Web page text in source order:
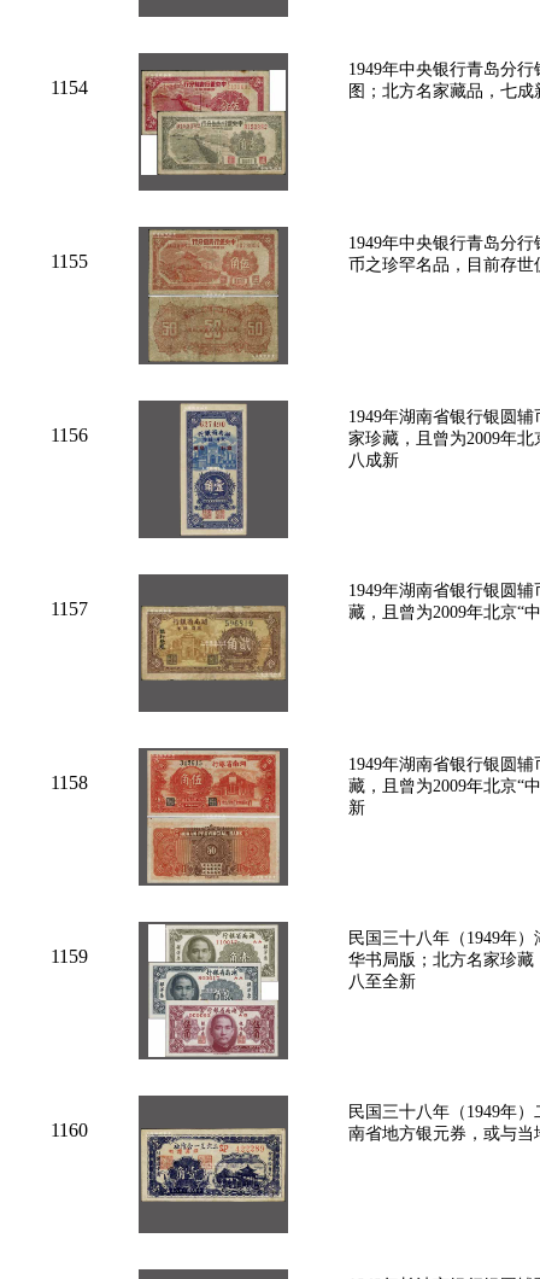
1154
1949年中央银行青岛分
图；北方名家藏品，七成
1155
1949年中央银行青岛分
币之珍罕名品，目前存
1156
1949年湖南省银行银圆
家珍藏，且曾为2009年
八成新
1157
1949年湖南省银行银圆
藏，且曾为2009年北京“
1158
1949年湖南省银行银圆
藏，且曾为2009年北京“
新
1159
民国三十八年（1949年
华书局版；北方名家珍藏
八至全新
1160
民国三十八年（1949年
南省地方银元券，或与